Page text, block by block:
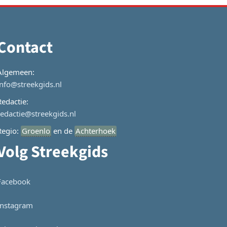
Groenlo en de Achterhoek
Streekgids